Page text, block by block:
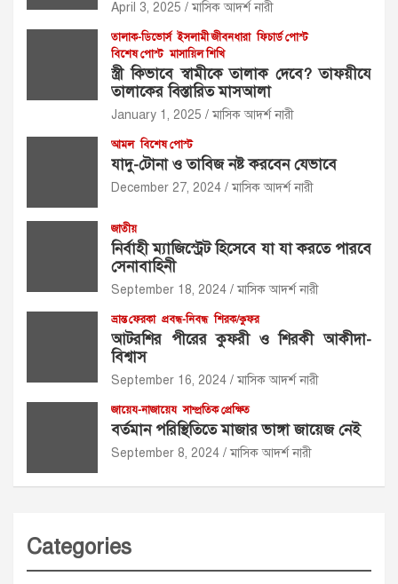
April 3, 2025 মাসিক আদর্শ নারী
তালাক-ডিভোর্স ইসলামী জীবনধারা ফিচার্ড পোস্ট
বিশেষ পোস্ট মাসায়িল শিখি
স্ত্রী কিভাবে স্বামীকে তালাক দেবে? তাফয়ীযে
তালাকের বিস্তারিত মাসআলা
January 1, 2025 মাসিক আদর্শ নারী
আমল বিশেষ পোস্ট
যাদু-টোনা ও তাবিজ নষ্ট করবেন যেভাবে
December 27, 2024 মাসিক আদর্শ নারী
জাতীয়
নির্বাহী ম্যাজিস্ট্রেট হিসেবে যা যা করতে পারবে
সেনাবাহিনী
September 18, 2024 মাসিক আদর্শ নারী
ভ্রান্ত ফেরকা প্রবন্ধ-নিবন্ধ শিরক/কুফর
আটরশির পীরের কুফরী ও শিরকী আকীদা-
বিশ্বাস
September 16, 2024 মাসিক আদর্শ নারী
জায়েয-নাজায়েয সাম্প্রতিক প্রেক্ষিত
বর্তমান পরিস্থিতিতে মাজার ভাঙ্গা জায়েজ নেই
September 8, 2024 মাসিক আদর্শ নারী
Categories